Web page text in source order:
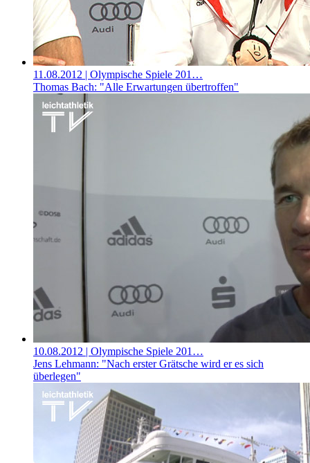
11.08.2012 | Olympische Spiele 201…
Thomas Bach: "Alle Erwartungen übertroffen"
10.08.2012 | Olympische Spiele 201…
Jens Lehmann: "Nach erster Grätsche wird er es sich
überlegen"